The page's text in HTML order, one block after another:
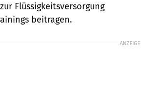
Flüssigkeitsversorgung
beitragen.
ANZEIGE